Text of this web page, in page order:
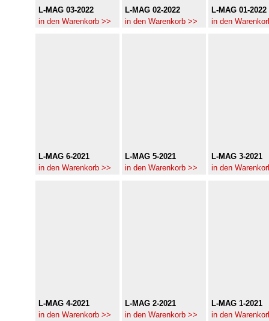
L-MAG 03-2022
in den Warenkorb >>
L-MAG 02-2022
in den Warenkorb >>
L-MAG 01-2022
in den
L-MAG 6-2021
in den Warenkorb >>
L-MAG 5-2021
in den Warenkorb >>
L-MAG 3-2021
in den
L-MAG 4-2021
in den Warenkorb >>
L-MAG 2-2021
in den Warenkorb >>
L-MAG 1-2021
in den